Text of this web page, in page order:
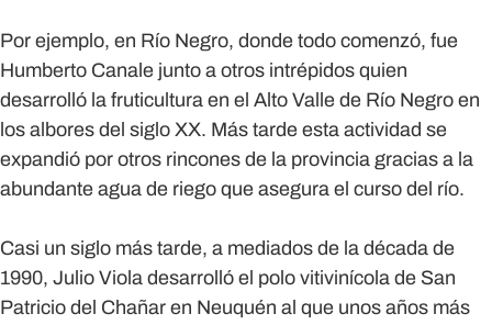
Por ejemplo, en Río Negro, donde todo comenzó, fue
Humberto Canale junto a otros intrépidos quien
desarrolló la fruticultura en el Alto Valle de Río Negro en
los albores del siglo XX. Más tarde esta actividad se
expandió por otros rincones de la provincia gracias a la
abundante agua de riego que asegura el curso del río.
Casi un siglo más tarde, a mediados de la década de
1990, Julio Viola desarrolló el polo vitivinícola de San
Patricio del Chañar en Neuquén al que unos años más